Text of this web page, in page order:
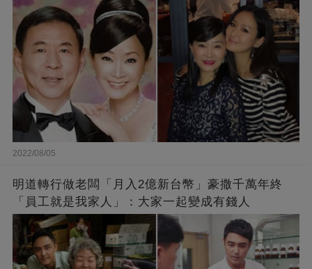
2022/08/05
明道轉行做老闆「月入2億新台幣」豪撒千萬年終
「員工就是我家人」：大家一起變成有錢人